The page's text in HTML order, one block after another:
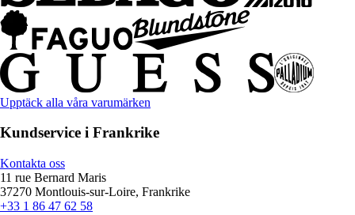
Upptäck alla våra varumärken
Kundservice i Frankrike
Kontakta oss
11 rue Bernard Maris
37270 Montlouis-sur-Loire, Frankrike
+33 1 86 47 62 58